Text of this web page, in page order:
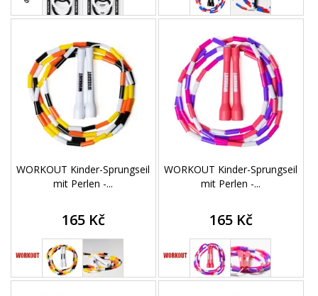
WORKOUT Kinder-Sprungseil
mit Perlen -...
165 Kč
WORKOUT Kinder-Sprungseil
mit Perlen -...
165 Kč